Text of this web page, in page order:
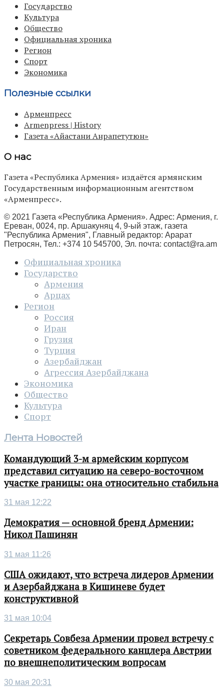
Государство
Культура
Общество
Официальная хроника
Регион
Спорт
Экономика
Полезные ссылки
Арменпресс
Armenpress | History
Газета «Айастани Анрапетутюн»
О нас
Газета «Республика Армения» издаётся армянским
Государственным информационным агентством
«Арменпресс».
© 2021 Газета «Республика Армения». Адрес: Армения, г.
Ереван, 0024, пр. Аршакуняц 4, 9-ый этаж, газета
"Республика Армения", Главный редактор: Арарат
Петросян, Тел.: +374 10 545700, Эл. почта: contact@ra.am
Официальная хроника
Государство
Армения
Арцах
Регион
Россия
Иран
Грузия
Турция
Азербайджан
Агрессия Азербайджана
Экономика
Общество
Культура
Спорт
Лента Новостей
Командующий 3-м армейским корпусом
представил ситуацию на северо-восточном
участке границы: она относительно стабильна
31 мая 12:22
Демократия — основной бренд Армении:
Никол Пашинян
31 мая 11:26
США ожидают, что встреча лидеров Армении
и Азербайджана в Кишиневе будет
конструктивной
31 мая 10:04
Секретарь Совбеза Армении провел встречу с
советником федерального канцлера Австрии
по внешнеполитическим вопросам
30 мая 20:31